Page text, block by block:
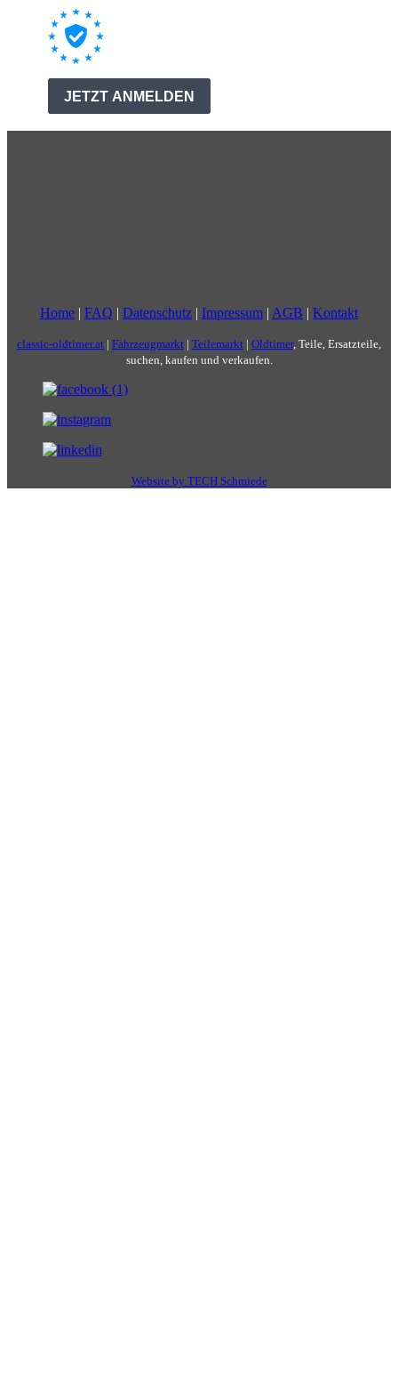
Home | FAQ | Datenschutz | Impressum | AGB | Kontakt
classic-oldtimer.at | Fahrzeugmarkt | Teilemarkt | Oldtimer, Teile, Ersatzteile,
suchen, kaufen und verkaufen.
Website by TECH Schmiede